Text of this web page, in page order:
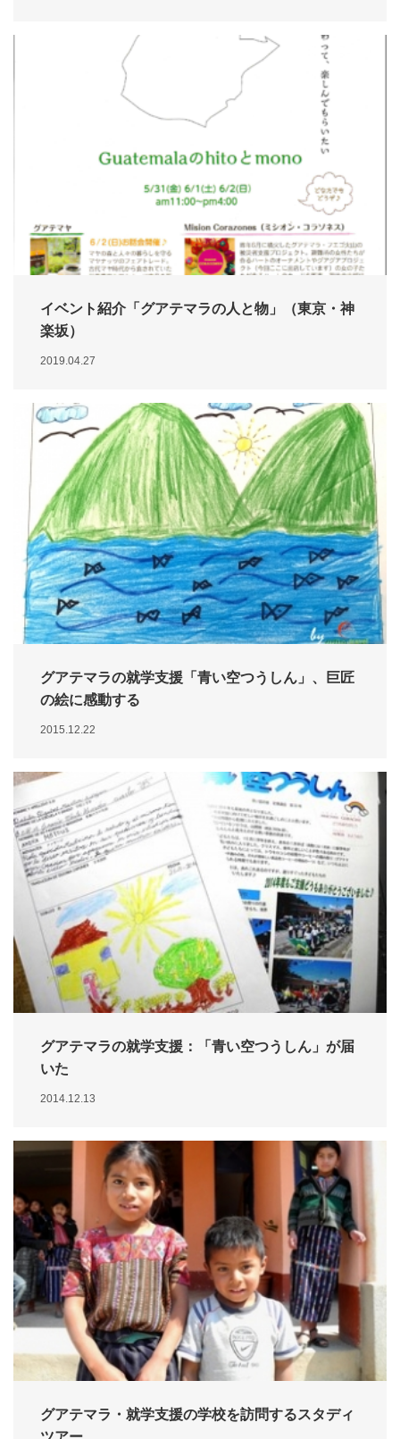
イベント紹介「グアテマラの人と物」（東京・神
楽坂）
2019.04.27
グアテマラの就学支援「青い空つうしん」、巨匠
の絵に感動する
2015.12.22
グアテマラの就学支援：「青い空つうしん」が届
いた
2014.12.13
グアテマラ・就学支援の学校を訪問するスタディ